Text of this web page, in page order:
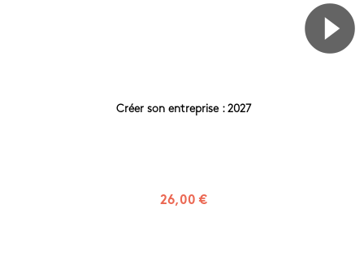
Créer son entreprise : 2027
26,00 €